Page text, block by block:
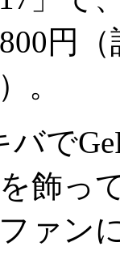
円
。
で
飾っ
ァン